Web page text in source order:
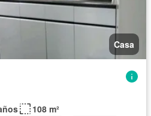
Casa
108 m²